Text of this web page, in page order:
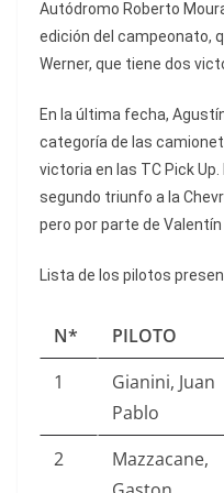
Autódromo Roberto
edición del campeonato,
Werner, que tiene dos
En la última fecha,
categoría de las
victoria en las TC Pick
segundo triunfo a la
pero por parte de Valentín
Lista de los pilotos
N* PILOTO
1
Gianini, Juan
Pablo
2
Mazzacane,